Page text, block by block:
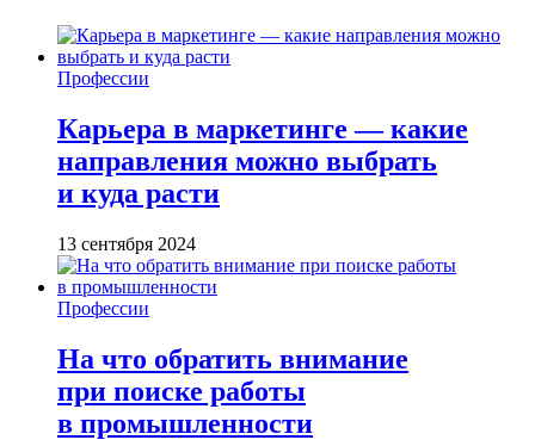
Профессии
Карьера в маркетинге — какие
направления можно выбрать
и куда расти
13 сентября 2024
Профессии
На что обратить внимание
при поиске работы
в промышленности